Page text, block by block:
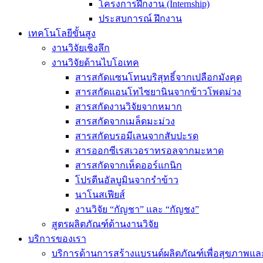
โครงการฝึกงาน (Internship)
ประสบการณ์ ฝึกงาน
เทคโนโลยีขั้นสูง
งานวิจัยเชิงลึก
งานวิจัยด้านไบโอเทค
สารสกัดแซนโทนบริสุทธิ์จากเปลือกมังคุด
สารสกัดแอนโทไซยานินจากข้าวโพดม่วง
สารสกัดงานวิจัยจากหมาก
สารสกัดจากเมล็ดมะม่วง
สารสกัดบรอมีเลนจากสับปะรด
สารออกซีเรสเวอราทรอลจากมะหาด
สารสกัดจากเห็ดออร์แกนิก
โปรตีนอัลบูมินจากรำข้าว
นาโนสเฟียส์
งานวิจัย “กัญชา” และ “กัญชง”
สูตรผลิตภัณฑ์ด้านงานวิจัย
บริการของเรา
บริการด้านการสร้างแบรนด์ผลิตภัณฑ์เพื่อสุขภาพแล